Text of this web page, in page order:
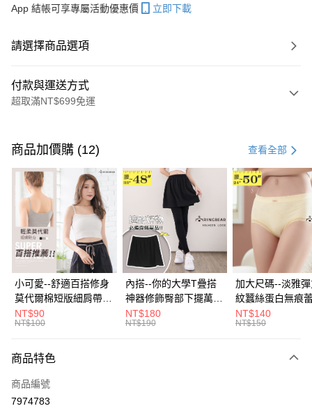
App 結帳可享專屬活動優惠價 立即下載
請選擇商品選項
付款與運送方式
超取滿NT$699免運
信用卡一次付款
超商取貨付款
LINE Pay
Apple Pay
街口支付
悠遊付
Google Pay
全盈+PAY
大哥付你分期
【大哥付你分期使用說明】
1.本服務由台灣大哥大提供，台灣大哥大用戶可立即使用無須另外申請。
AFTEE先享後付
商品加價購 (12) 查看全部
小可愛--舒適百搭修身
莫代爾棉短版細肩帶素
色背心(白.黑.灰L-2L)-
U582眼圈熊中大尺碼
NT$90
NT$100
內搭--你的大學T疊搭
神器修飾臀部下擺萬用
內搭裙/遮臀裙(黑2L-
6L)-Q155眼圈熊中大
NT$180
NT$190
加大尺碼--淡雅
紋蠶絲蛋白無痕
角內褲(白.粉.藍.
3L)-L28眼圈熊中
NT$140
NT$150
商品特色
商品編號
7974783